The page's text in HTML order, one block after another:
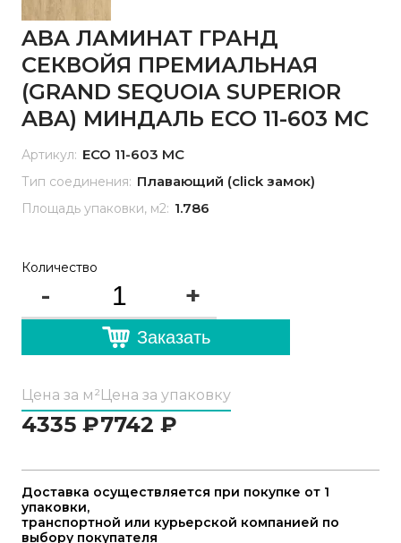
ABA ЛАМИНАТ ГРАНД
СЕКВОЙЯ ПРЕМИАЛЬНАЯ
(GRAND SEQUOIA SUPERIOR
ABA) МИНДАЛЬ ECO 11-603 MC
Артикул: ECO 11-603 MC
Тип соединения: Плавающий (click замок)
Площадь упаковки, м2: 1.786
Количество
- +
Заказать
Цена за м²
4335 ₽
Цена за упаковку
7742 ₽
Доставка осуществляется при покупке от 1
упаковки,
транспортной или курьерской компанией по
выбору покупателя